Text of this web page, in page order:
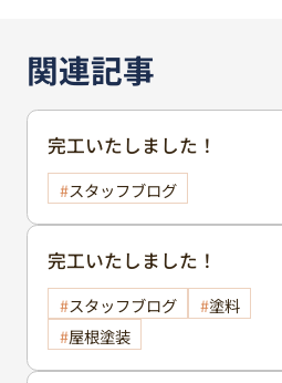
関連記事
完工いたしました！
スタッフブログ
完工いたしました！
スタッフブログ
塗料
屋根塗装